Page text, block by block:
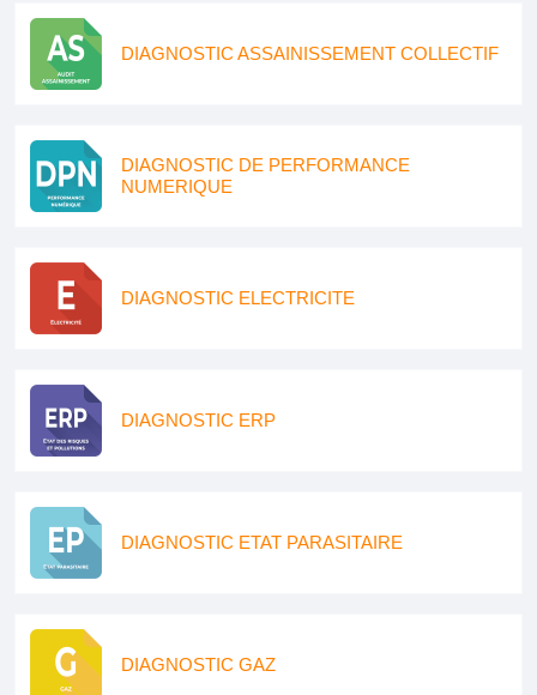
DIAGNOSTIC ASSAINISSEMENT COLLECTIF
DIAGNOSTIC DE PERFORMANCE
NUMERIQUE
DIAGNOSTIC ELECTRICITE
DIAGNOSTIC ERP
DIAGNOSTIC ETAT PARASITAIRE
DIAGNOSTIC GAZ